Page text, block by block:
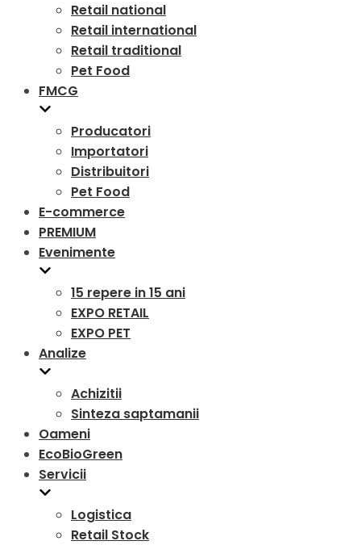
Retail national
Retail international
Retail traditional
Pet Food
FMCG
Producatori
Importatori
Distribuitori
Pet Food
E-commerce
PREMIUM
Evenimente
15 repere in 15 ani
EXPO RETAIL
EXPO PET
Analize
Achizitii
Sinteza saptamanii
Oameni
EcoBioGreen
Servicii
Logistica
Retail Stock